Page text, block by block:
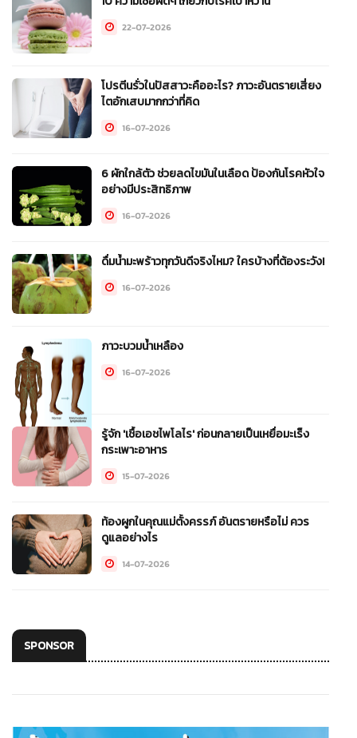
22-07-2026
โปรตีนรั่วในปัสสาวะคืออะไร? ภาวะอันตรายเสี่ยง
ไตอักเสบมากกว่าที่คิด
16-07-2026
6 ผักใกล้ตัว ช่วยลดไขมันในเลือด ป้องกันโรคหัวใจ
อย่างมีประสิทธิภาพ
16-07-2026
ดื่มน้ำมะพร้าวทุกวันดีจริงไหม? ใครบ้างที่ต้องระวัง!
16-07-2026
ภาวะบวมน้ำเหลือง
16-07-2026
รู้จัก 'เชื้อเอชไพโลไร' ก่อนกลายเป็นเหยื่อมะเร็ง
กระเพาะอาหาร
15-07-2026
ท้องผูกในคุณแม่ตั้งครรภ์ อันตรายหรือไม่ ควร
ดูแลอย่างไร
14-07-2026
SPONSOR